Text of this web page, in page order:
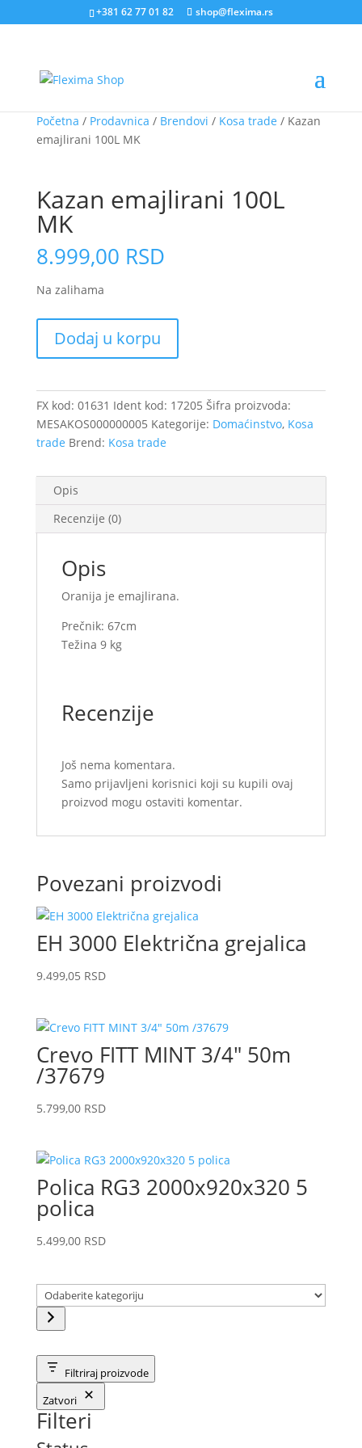
+381 62 77 01 82 shop@flexima.rs
Početna / Prodavnica / Brendovi / Kosa trade / Kazan
emajlirani 100L MK
Kazan emajlirani 100L
MK
8.999,00 RSD
Na zalihama
emajlirani
100L
količina
Dodaj u korpu
FX kod: 01631 Ident kod: 17205 Šifra proizvoda:
MESAKOS000000005 Kategorije: Domaćinstvo, Kosa
trade Brend: Kosa trade
Opis
Recenzije (0)
Opis
Oranija je emajlirana.
Prečnik: 67cm
Težina 9 kg
Recenzije
Još nema komentara.
Samo prijavljeni korisnici koji su kupili ovaj
proizvod mogu ostaviti komentar.
Povezani proizvodi
EH 3000 Električna grejalica
9.499,05 RSD
Crevo FITT MINT 3/4″ 50m
/37679
5.799,00 RSD
Polica RG3 2000x920x320 5
polica
5.499,00 RSD
Odaberite
kategoriju
Filtriraj proizvode
Zatvori
Filteri